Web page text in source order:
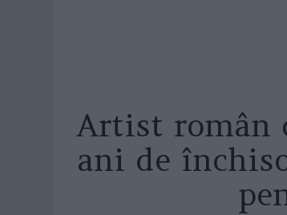
Artist român
ani de